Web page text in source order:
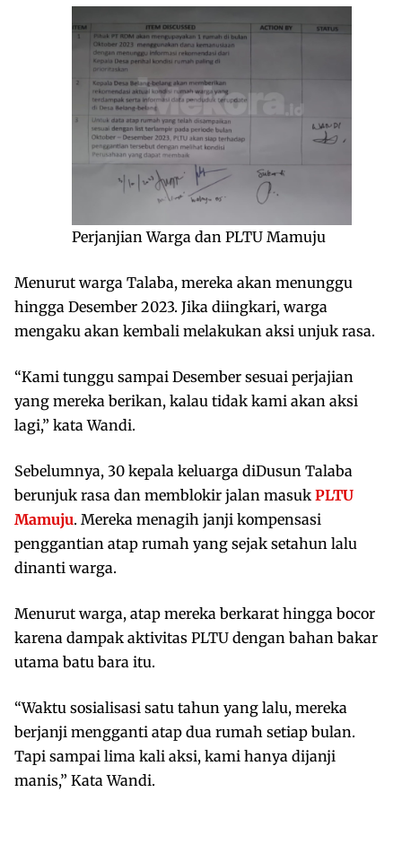
Perjanjian Warga dan PLTU Mamuju
Menurut warga Talaba, mereka akan menunggu
hingga Desember 2023. Jika diingkari, warga
mengaku akan kembali melakukan aksi unjuk rasa.
“Kami tunggu sampai Desember sesuai perjajian
yang mereka berikan, kalau tidak kami akan aksi
lagi,” kata Wandi.
Sebelumnya, 30 kepala keluarga diDusun Talaba
berunjuk rasa dan memblokir jalan masuk PLTU
Mamuju. Mereka menagih janji kompensasi
penggantian atap rumah yang sejak setahun lalu
dinanti warga.
Menurut warga, atap mereka berkarat hingga bocor
karena dampak aktivitas PLTU dengan bahan bakar
utama batu bara itu.
“Waktu sosialisasi satu tahun yang lalu, mereka
berjanji mengganti atap dua rumah setiap bulan.
Tapi sampai lima kali aksi, kami hanya dijanji
manis,” Kata Wandi.